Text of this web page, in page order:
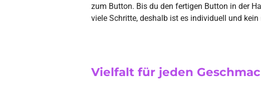
zum Button. Bis du den fertigen Button in der
viele Schritte, deshalb ist es individuell und
Vielfalt für jeden